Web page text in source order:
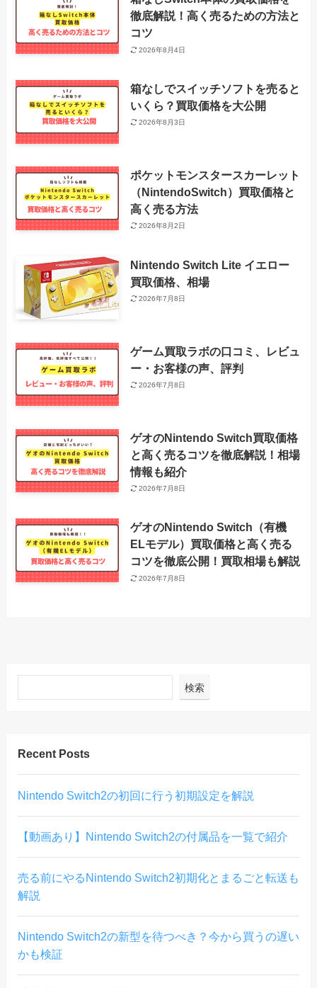
徹底解説！高く売るための方法と
コツ
2026年8月4日
箱なしでスイッチソフトを売ると
いくら？買取価格を大公開
2026年8月3日
ポケットモンスタースカーレット
（NintendoSwitch）買取価格と
高く売る方法
2026年8月2日
Nintendo Switch Lite イエロー
買取価格、相場
2026年7月8日
ゲーム買取ラボの口コミ、レビュ
ー・お客様の声、評判
2026年7月8日
ゲオのNintendo Switch買取価格
と高く売るコツを徹底解説！相場
情報も紹介
2026年7月8日
ゲオのNintendo Switch（有機
ELモデル）買取価格と高く売る
コツを徹底公開！買取相場も解説
2026年7月8日
検索
Recent Posts
Nintendo Switch2の初回に行う初期設定を解説
【動画あり】Nintendo Switch2の付属品を一覧で紹介
売る前にやるNintendo Switch2初期化とまるごと転送も
解説
Nintendo Switch2の新型を待つべき？今から買うの遅い
かも検証